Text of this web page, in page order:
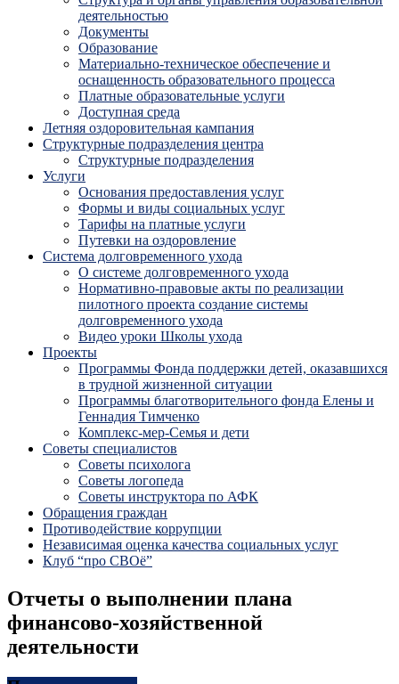
деятельностью
Документы
Образование
Материально-техническое обеспечение и
оснащенность образовательного процесса
Платные образовательные услуги
Доступная среда
Летняя оздоровительная кампания
Структурные подразделения центра
Структурные подразделения
Услуги
Основания предоставления услуг
Формы и виды социальных услуг
Тарифы на платные услуги
Путевки на оздоровление
Система долговременного ухода
О системе долговременного ухода
Нормативно-правовые акты по реализации
пилотного проекта создание системы
долговременного ухода
Видео уроки Школы ухода
Проекты
Программы Фонда поддержки детей, оказавшихся
в трудной жизненной ситуации
Программы благотворительного фонда Елены и
Геннадия Тимченко
Комплекс-мер-Семья и дети
Советы специалистов
Советы психолога
Советы логопеда
Советы инструктора по АФК
Обращения граждан
Противодействие коррупции
Независимая оценка качества социальных услуг
Клуб “про СВОё”
Отчеты о выполнении плана
финансово-хозяйственной
деятельности